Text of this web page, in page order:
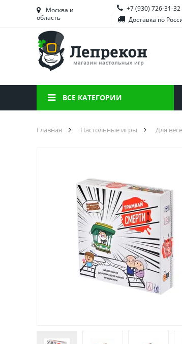
Башкортостан
Брянская область
Вологодская область
Воронежская область
Иркутская область
Москва и
область
+7 (930) 726-31-32
Доставка по
ВСЕ КАТЕГОРИИ
Главная Настольные игры Для